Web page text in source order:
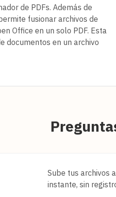
de PDFs. Además de
fusionar archivos de
Office en un solo PDF. Esta
documentos en un archivo
Sube tus archivos
instante, sin